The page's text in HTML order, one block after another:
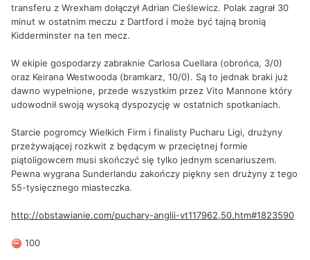
transferu z Wrexham dołączył Adrian Cieślewicz. Polak zagrał 30
minut w ostatnim meczu z Dartford i może być tajną bronią
Kidderminster na ten mecz.
W ekipie gospodarzy zabraknie Carlosa Cuellara (obrońca, 3/0)
oraz Keirana Westwooda (bramkarz, 10/0). Są to jednak braki już
dawno wypełnione, przede wszystkim przez Vito Mannone który
udowodnił swoją wysoką dyspozycję w ostatnich spotkaniach.
Starcie pogromcy Wielkich Firm i finalisty Pucharu Ligi, drużyny
przeżywającej rozkwit z będącym w przeciętnej formie
piątoligowcem musi skończyć się tylko jednym scenariuszem.
Pewna wygrana Sunderlandu zakończy piękny sen drużyny z tego
55-tysięcznego miasteczka.
http://obstawianie.com/puchary-anglii-vt117962,50.htm#1823590
100